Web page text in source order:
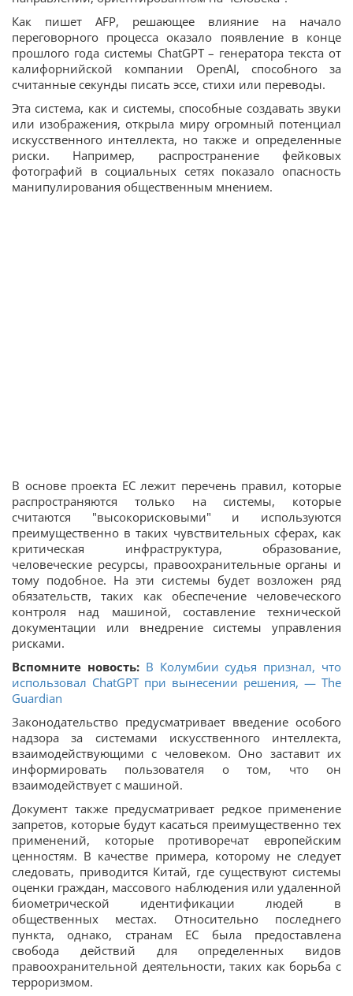
Как пишет AFP, решающее влияние на начало
переговорного процесса оказало появление в конце
прошлого года системы ChatGPT – генератора текста от
калифорнийской компании OpenAI, способного за
считанные секунды писать эссе, стихи или переводы.
Эта система, как и системы, способные создавать звуки
или изображения, открыла миру огромный потенциал
искусственного интеллекта, но также и определенные
риски. Например, распространение фейковых
фотографий в социальных сетях показало опасность
манипулирования общественным мнением.
В основе проекта ЕС лежит перечень правил, которые
распространяются только на системы, которые
считаются "высокорисковыми" и используются
преимущественно в таких чувствительных сферах, как
критическая инфраструктура, образование,
человеческие ресурсы, правоохранительные органы и
тому подобное. На эти системы будет возложен ряд
обязательств, таких как обеспечение человеческого
контроля над машиной, составление технической
документации или внедрение системы управления
рисками.
Вспомните новость: В Колумбии судья признал, что
использовал ChatGPT при вынесении решения, — The
Guardian
Законодательство предусматривает введение особого
надзора за системами искусственного интеллекта,
взаимодействующими с человеком. Оно заставит их
информировать пользователя о том, что он
взаимодействует с машиной.
Документ также предусматривает редкое применение
запретов, которые будут касаться преимущественно тех
применений, которые противоречат европейским
ценностям. В качестве примера, которому не следует
следовать, приводится Китай, где существуют системы
оценки граждан, массового наблюдения или удаленной
биометрической идентификации людей в
общественных местах. Относительно последнего
пункта, однако, странам ЕС была предоставлена
свобода действий для определенных видов
правоохранительной деятельности, таких как борьба с
терроризмом.